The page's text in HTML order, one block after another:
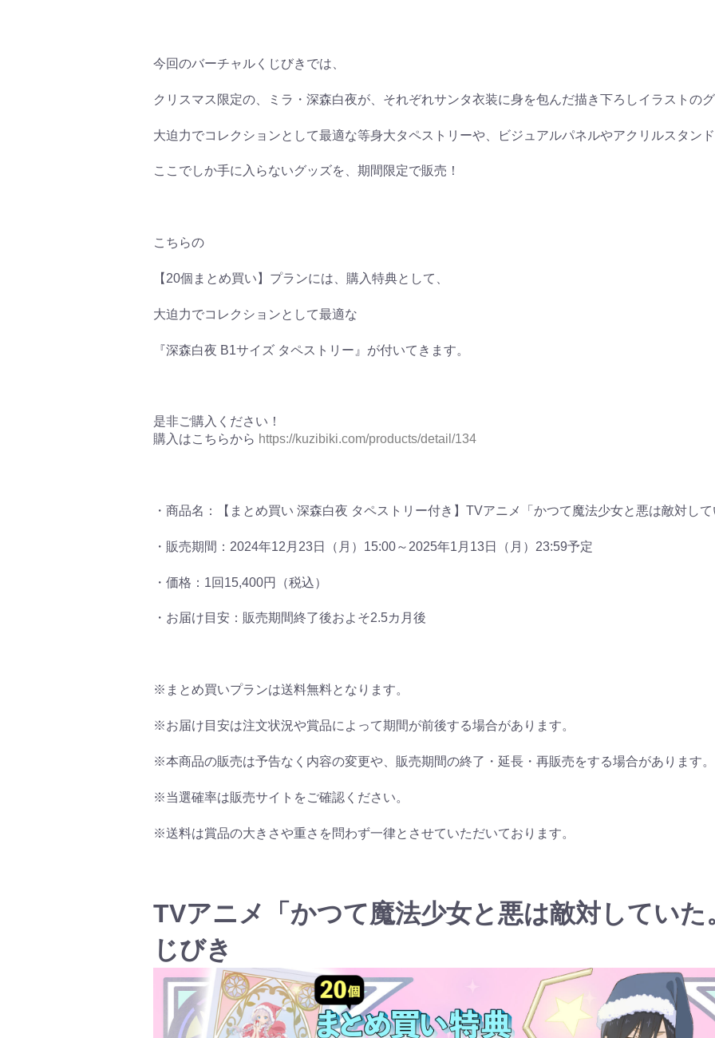
今回のバーチャルくじびきでは、
クリスマス限定の、ミラ・深森白夜が、それぞれサンタ衣装に身を包んだ描き下ろしイラストのグ
大迫力でコレクションとして最適な等身大タペストリーや、ビジュアルパネルやアクリルスタンド
ここでしか手に入らないグッズを、期間限定で販売！
こちらの
【20個まとめ買い】プランには、購入特典として、
大迫力でコレクションとして最適な
『深森白夜 B1サイズ タペストリー』が付いてきます。
是非ご購入ください！
購入はこちらから https://kuzibiki.com/products/detail/134
・商品名：【まとめ買い 深森白夜 タペストリー付き】TVアニメ「かつて魔法少女と悪は敵対し
・販売期間：2024年12月23日（月）15:00～2025年1月13日（月）23:59予定
・価格：1回15,400円（税込）
・お届け目安：販売期間終了後およそ2.5カ月後
※まとめ買いプランは送料無料となります。
※お届け目安は注文状況や賞品によって期間が前後する場合があります。
※本商品の販売は予告なく内容の変更や、販売期間の終了・延長・再販売をする場合があります。
※当選確率は販売サイトをご確認ください。
※送料は賞品の大きさや重さを問わず一律とさせていただいております。
TVアニメ「かつて魔法少女と悪は敵対していた
じびき